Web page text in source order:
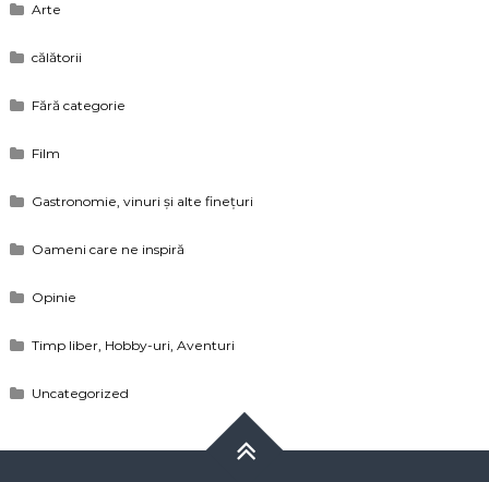
Arte
călătorii
Fără categorie
Film
Gastronomie, vinuri și alte finețuri
Oameni care ne inspiră
Opinie
Timp liber, Hobby-uri, Aventuri
Uncategorized